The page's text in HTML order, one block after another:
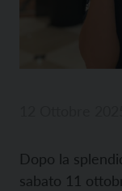
Dopo la
sabato 11